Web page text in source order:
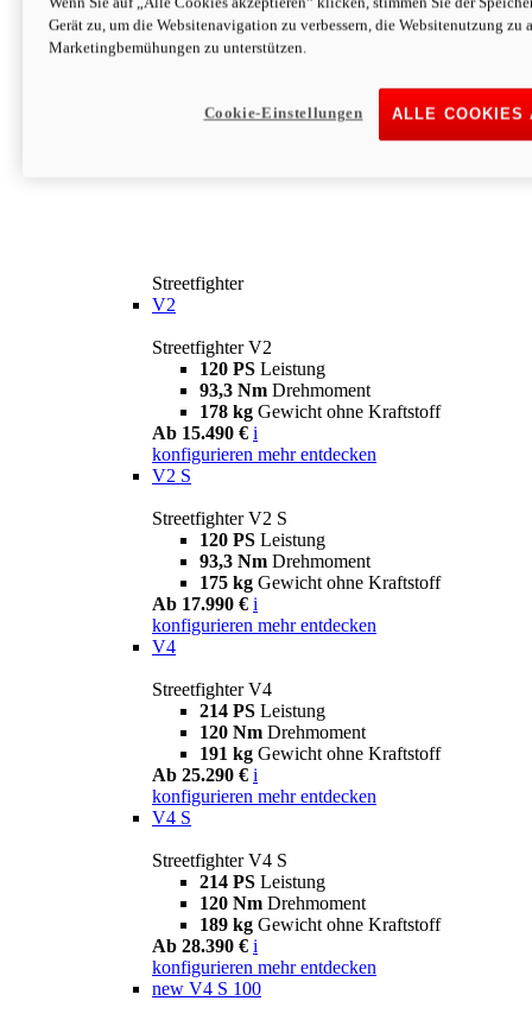
Streetfighter
V2
Streetfighter V2
120 PS Leistung
93,3 Nm Drehmoment
178 kg Gewicht ohne Kraftstoff
Ab 15.490 € i
konfigurieren mehr entdecken
V2 S
Streetfighter V2 S
120 PS Leistung
93,3 Nm Drehmoment
175 kg Gewicht ohne Kraftstoff
Ab 17.990 € i
konfigurieren mehr entdecken
V4
Streetfighter V4
214 PS Leistung
120 Nm Drehmoment
191 kg Gewicht ohne Kraftstoff
Ab 25.290 € i
konfigurieren mehr entdecken
V4 S
Streetfighter V4 S
214 PS Leistung
120 Nm Drehmoment
189 kg Gewicht ohne Kraftstoff
Ab 28.390 € i
konfigurieren mehr entdecken
new V4 S 100
Gerät zu, um die Websitenavigation zu verbessern, die Websitenutzung zu
Marketingbemühungen zu unterstützen.
ALLE COOKIES
Cookie-Einstellungen